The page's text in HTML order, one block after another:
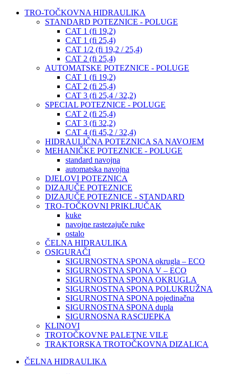
TRO-TOČKOVNA HIDRAULIKA
STANDARD POTEZNICE - POLUGE
CAT 1 (fi 19,2)
CAT 1 (fi 25,4)
CAT 1/2 (fi 19,2 / 25,4)
CAT 2 (fi 25,4)
AUTOMATSKE POTEZNICE - POLUGE
CAT 1 (fi 19,2)
CAT 2 (fi 25,4)
CAT 3 (fi 25,4 / 32,2)
SPECIAL POTEZNICE - POLUGE
CAT 2 (fi 25,4)
CAT 3 (fi 32,2)
CAT 4 (fi 45,2 / 32,4)
HIDRAULIČNA POTEZNICA SA NAVOJEM
MEHANIČKE POTEZNICE - POLUGE
standard navojna
automatska navojna
DJELOVI POTEZNICA
DIZAJUČE POTEZNICE
DIZAJUČE POTEZNICE - STANDARD
TRO-TOČKOVNI PRIKLJUČAK
kuke
navojne rastezajuče ruke
ostalo
ČELNA HIDRAULIKA
OSIGURAČI
SIGURNOSTNA SPONA okrugla – ECO
SIGURNOSTNA SPONA V – ECO
SIGURNOSTNA SPONA OKRUGLA
SIGURNOSTNA SPONA POLUKRUŽNA
SIGURNOSTNA SPONA pojedinačna
SIGURNOSTNA SPONA dupla
SIGURNOSNA RASCIJEPKA
KLINOVI
TROTOČKOVNE PALETNE VILE
TRAKTORSKA TROTOČKOVNA DIZALICA
ČELNA HIDRAULIKA